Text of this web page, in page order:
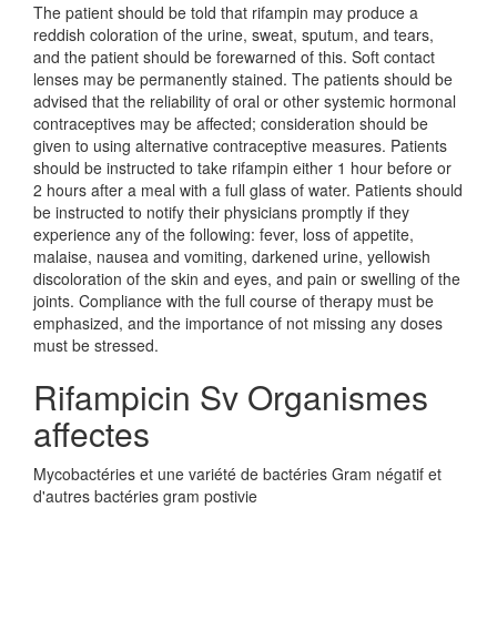
The patient should be told that rifampin may produce a
reddish coloration of the urine, sweat, sputum, and tears,
and the patient should be forewarned of this. Soft contact
lenses may be permanently stained. The patients should be
advised that the reliability of oral or other systemic hormonal
contraceptives may be affected; consideration should be
given to using alternative contraceptive measures. Patients
should be instructed to take rifampin either 1 hour before or
2 hours after a meal with a full glass of water. Patients should
be instructed to notify their physicians promptly if they
experience any of the following: fever, loss of appetite,
malaise, nausea and vomiting, darkened urine, yellowish
discoloration of the skin and eyes, and pain or swelling of the
joints. Compliance with the full course of therapy must be
emphasized, and the importance of not missing any doses
must be stressed.
Rifampicin Sv Organismes
affectes
Mycobactéries et une variété de bactéries Gram négatif et
d'autres bactéries gram postivie